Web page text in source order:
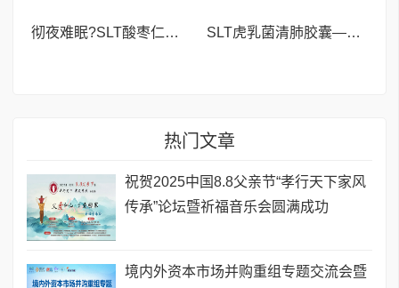
彻夜难眠?SLT酸枣仁胶囊——让你躺下就困,整夜安睡到天亮! SLT虎乳菌清肺胶囊——新加坡40年口碑之选,清肺养肺更专业!
热门文章
祝贺2025中国8.8父亲节“孝行天下家风
传承”论坛暨祈福音乐会圆满成功
境内外资本市场并购重组专题交流会暨